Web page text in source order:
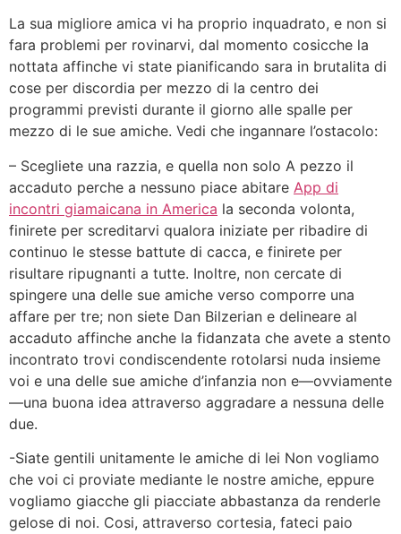
La sua migliore amica vi ha proprio inquadrato, e non si
fara problemi per rovinarvi, dal momento cosicche la
nottata affinche vi state pianificando sara in brutalita di
cose per discordia per mezzo di la centro dei
programmi previsti durante il giorno alle spalle per
mezzo di le sue amiche. Vedi che ingannare l’ostacolo:
– Scegliete una razzia, e quella non solo A pezzo il
accaduto perche a nessuno piace abitare App di
incontri giamaicana in America la seconda volonta,
finirete per screditarvi qualora iniziate per ribadire di
continuo le stesse battute di cacca, e finirete per
risultare ripugnanti a tutte. Inoltre, non cercate di
spingere una delle sue amiche verso comporre una
affare per tre; non siete Dan Bilzerian e delineare al
accaduto affinche anche la fidanzata che avete a stento
incontrato trovi condiscendente rotolarsi nuda insieme
voi e una delle sue amiche d’infanzia non e—ovviamente
—una buona idea attraverso aggradare a nessuna delle
due.
-Siate gentili unitamente le amiche di lei Non vogliamo
che voi ci proviate mediante le nostre amiche, eppure
vogliamo giacche gli piacciate abbastanza da renderle
gelose di noi. Cosi, attraverso cortesia, fateci paio